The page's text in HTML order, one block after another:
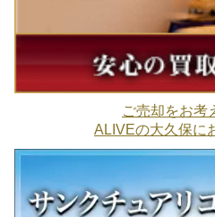
ご売却をお考
ALIVEの大久保に